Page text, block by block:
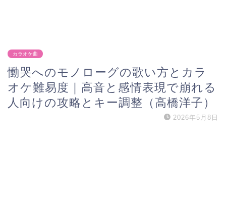
カラオケ曲
慟哭へのモノローグの歌い方とカラ
オケ難易度｜高音と感情表現で崩れる
人向けの攻略とキー調整（高橋洋子）
2026年5月8日